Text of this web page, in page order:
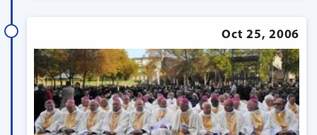
Oct 25, 2006